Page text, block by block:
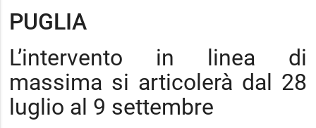
PUGLIA
L’intervento in linea di
massima si articolerà dal 28
luglio al 9 settembre